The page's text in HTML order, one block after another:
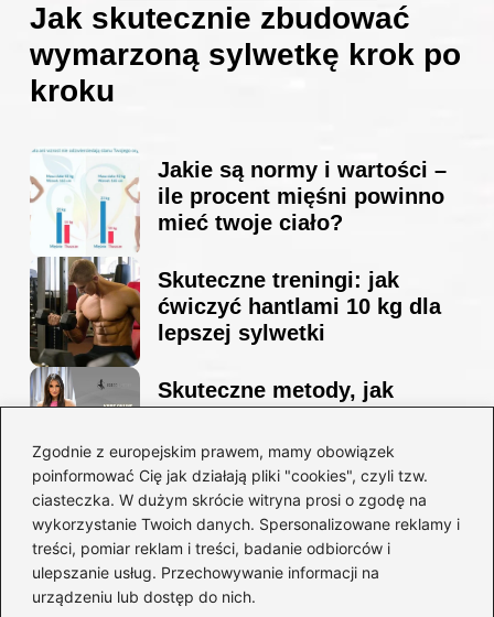
Zgodnie z europejskim prawem, mamy obowiązek
poinformować Cię jak działają pliki "cookies", czyli tzw.
ciasteczka. W dużym skrócie witryna prosi o zgodę na
wykorzystanie Twoich danych. Spersonalizowane reklamy i
treści, pomiar reklam i treści, badanie odbiorców i
ulepszanie usług. Przechowywanie informacji na
urządzeniu lub dostęp do nich.
Jak skutecznie zbudować
wymarzoną sylwetkę krok po
kroku
Jakie są normy i wartości –
ile procent mięśni powinno
mieć twoje ciało?
Skuteczne treningi: jak
ćwiczyć hantlami 10 kg dla
lepszej sylwetki
Skuteczne metody, jak
sylwetkę w zaledwie 90 dni
Idealny garnitur: jak dobrać
go do swojej sylwetki?